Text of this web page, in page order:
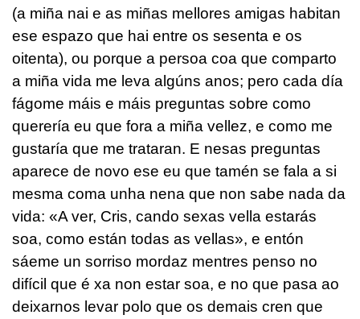
(a miña nai e as miñas mellores amigas habitan
ese espazo que hai entre os sesenta e os
oitenta), ou porque a persoa coa que comparto
a miña vida me leva algúns anos; pero cada día
fágome máis e máis preguntas sobre como
querería eu que fora a miña vellez, e como me
gustaría que me trataran. E nesas preguntas
aparece de novo ese eu que tamén se fala a si
mesma coma unha nena que non sabe nada da
vida: «A ver, Cris, cando sexas vella estarás
soa, como están todas as vellas», e entón
sáeme un sorriso mordaz mentres penso no
difícil que é xa non estar soa, e no que pasa ao
deixarnos levar polo que os demais cren que